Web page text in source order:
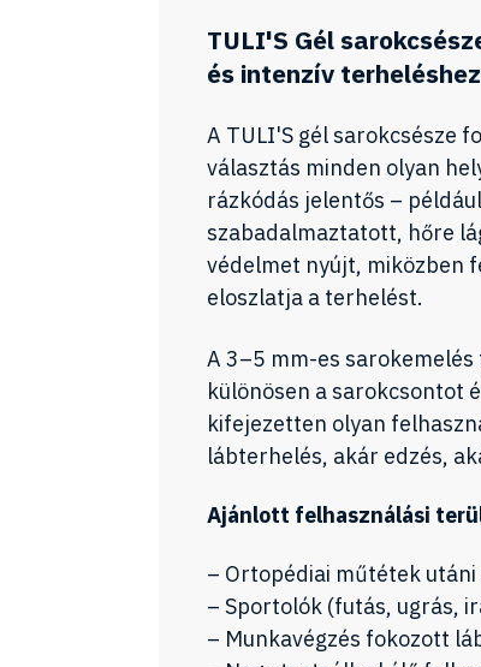
TULI'S Gél
és intenzív terheléshez
A TULI'S gél sarokcsésze
választás minden olyan
rázkódás jelentős –
szabadalmaztatott, hőre
védelmet nyújt, miközben
eloszlatja a terhelést.
A 3–5 mm-es
különösen a sarokcsontot
kifejezetten olyan
lábterhelés, akár edzés,
Ajánlott felhasználási
– Ortopédiai műtétek
– Sportolók (futás, ugrás,
– Munkavégzés fokozott